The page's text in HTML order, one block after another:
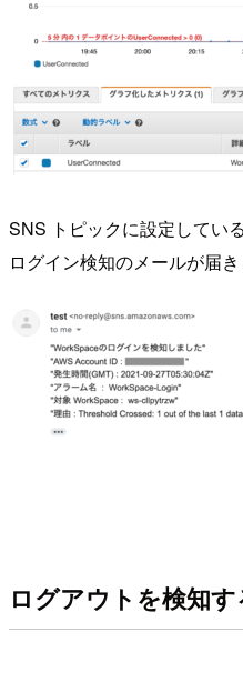
SNS トピックに設定してい
ログイン検知のメールが届き
ログアウトを検知